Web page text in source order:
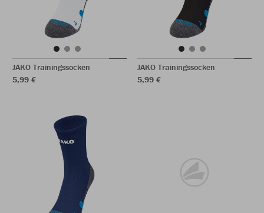
JAKO Trainingssocken
5,99 €
JAKO Trainingssocken
5,99 €